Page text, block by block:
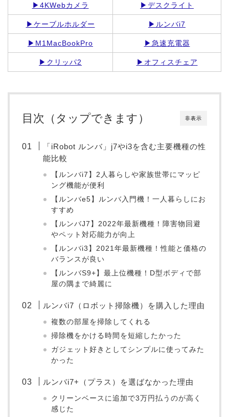
▶4KWebカメラ ▶デスクライト
▶ケーブルホルダー ▶ルンバi7
▶M1MacBookPro ▶急速充電器
▶クリッパ2 ▶オフィスチェア
非表示
目次（タップできます）
「iRobot ルンバ」j7やi3を含む主要機種の性
能比較
【ルンバi7】2人暮らしや家族世帯にマッピ
ング機能が便利
【ルンバe5】ルンバ入門機！一人暮らしにお
すすめ
【ルンバJ7】2022年最新機種！障害物回避
やペット対応能力が向上
【ルンバi3】2021年最新機種！性能と価格の
バランスが良い
【ルンバS9+】最上位機種！D型ボディで部
屋の隅まで綺麗に
ルンバi7（ロボット掃除機）を購入した理由
複数の部屋を掃除してくれる
掃除機をかける時間を短縮したかった
ガジェット好きとしてシンプルに使ってみた
かった
ルンバi7+（プラス）を選ばなかった理由
クリーンベースに追加で3万円払うのが高く
感じた